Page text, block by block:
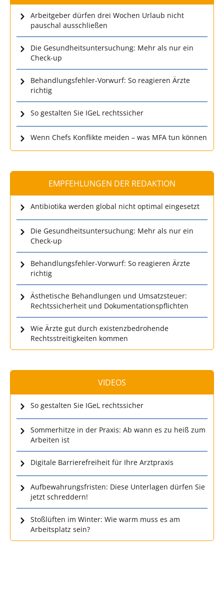
Arbeitgeber dürfen drei Wochen Urlaub nicht
pauschal ausschließen
Die Gesundheitsuntersuchung: Mehr als nur ein
Check-up
Behandlungsfehler-Vorwurf: So reagieren Ärzte
richtig
So gestalten Sie IGeL rechtssicher
Wenn Chefs Konflikte meiden – was MFA tun können
EMPFEHLUNGEN DER REDAKTION
Antibiotika werden global nicht optimal eingesetzt
Die Gesundheitsuntersuchung: Mehr als nur ein
Check-up
Behandlungsfehler-Vorwurf: So reagieren Ärzte
richtig
Ästhetische Behandlungen und Umsatzsteuer:
Rechtssicherheit und Dokumentationspflichten
Wie Ärzte gut durch existenzbedrohende
Rechtsstreitigkeiten kommen
VIDEOS
So gestalten Sie IGeL rechtssicher
Sommerhitze in der Praxis: Ab wann es zu heiß zum
Arbeiten ist
Digitale Barrierefreiheit für Ihre Arztpraxis
Aufbewahrungsfristen: Diese Unterlagen dürfen Sie
jetzt schreddern!
Stoßlüften im Winter: Wie warm muss es am
Arbeitsplatz sein?